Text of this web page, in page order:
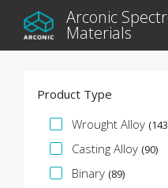
Arconic
Materials
Product Type
Facette de
Wrought Alloy
Casting Alloy (90)
Binary (89)